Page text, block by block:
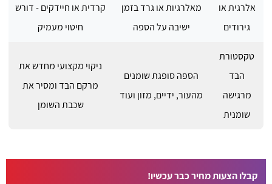
אלרגית או
גירודים
מאלרגיות או גרד בזמן
ישיבה על הספה
קרדית או חיידקים - דורש
חיטוי מעמיק
טקסטורת
הבד
מרגישה
שומנית
הספה סופגת שומנים
מהעור, ידיים, מזון ועוד
ניקוי מקצועי מחדש את
מרקם הבד ומסיר את
שכבת השומן
קבלו הצעות מחיר כבר עכשיו!